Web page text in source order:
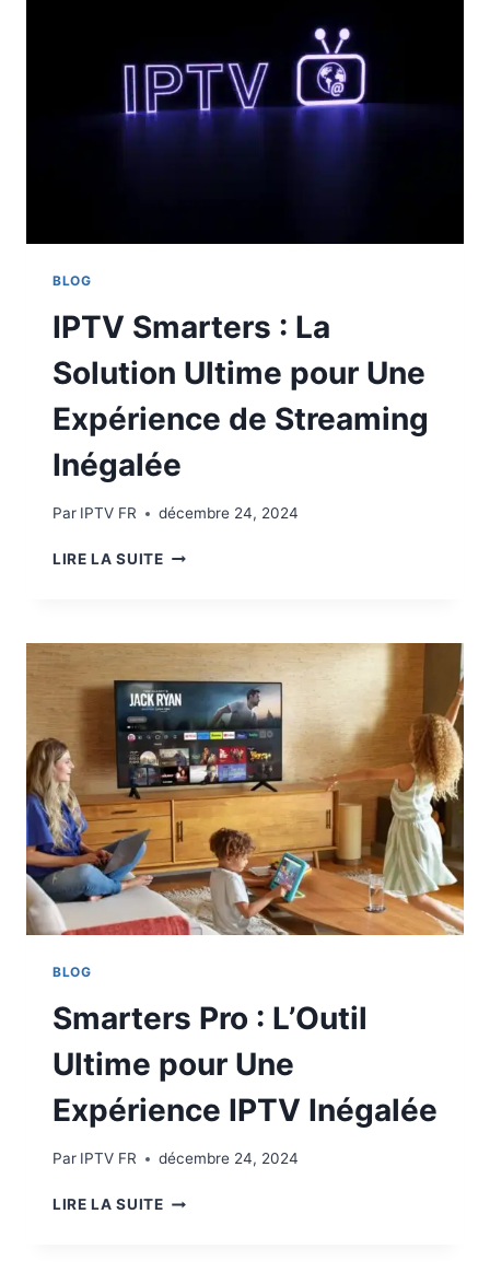
BLOG
IPTV Smarters : La
Solution Ultime pour Une
Expérience de Streaming
Inégalée
Par IPTV FR décembre 24, 2024
LIRE LA SUITE
BLOG
Smarters Pro : L’Outil
Ultime pour Une
Expérience IPTV Inégalée
Par IPTV FR décembre 24, 2024
LIRE LA SUITE